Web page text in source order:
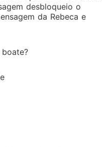
desbloqueio o
da Rebeca e